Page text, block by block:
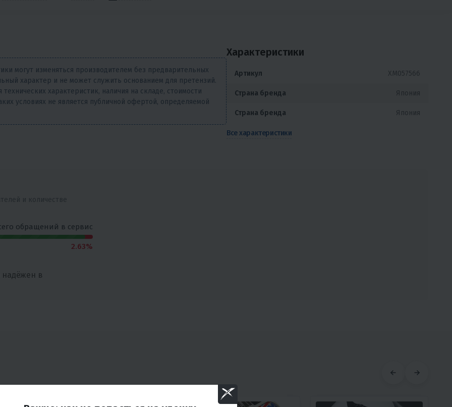
могут изменяться производителем без предварительных
характер и не может служить основанием для претензий.
характеристик, наличия на складе, стоимости
условиях не является публичной офертой, определяемой
Характеристики
Артикул XM057566
Страна бренда Япония
Страна бренда Япония
Все характеристики
обращений в сервис
2.63%
надёжен в